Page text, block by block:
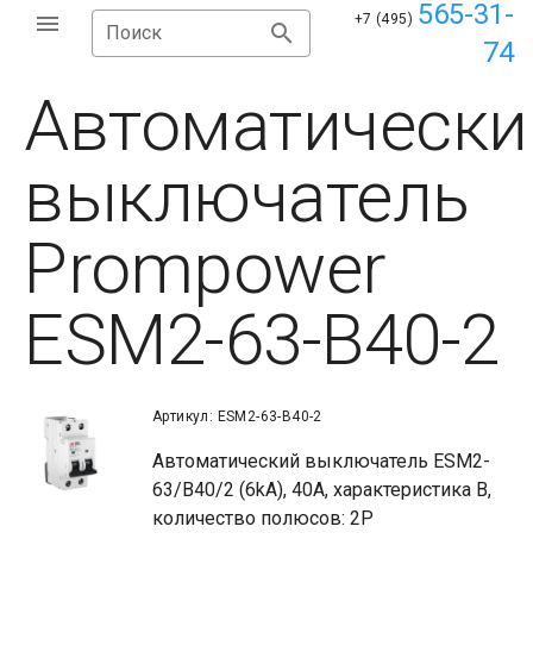
Поиск
+7 (495) 565-31-
74
выключатель
Prompower
ESM2-63-B40-2
Артикул: ESM2-63-B40-2
Автоматический выключатель ESM2-
63/B40/2 (6kA), 40A, характеристика B,
количество полюсов: 2P